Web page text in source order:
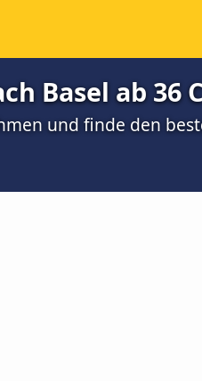
Basel ab 36
und finde den